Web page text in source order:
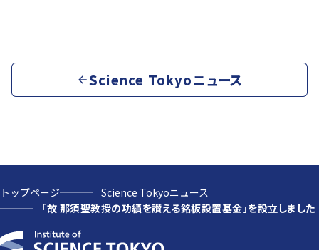
Science Tokyoニュース
トップページ
Science Tokyoニュース
「故 那須聖教授の功績を讃える銘板設置基金」を設立しました